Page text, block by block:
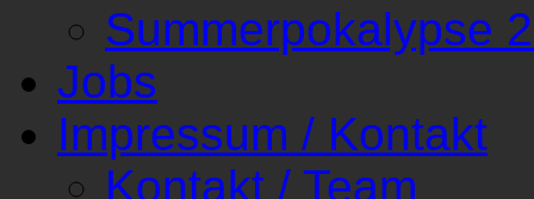
Summerpokalypse
Jobs
Impressum / Kontakt
Kontakt / Team